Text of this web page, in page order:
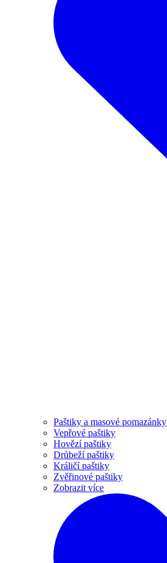
Paštiky a masové pomazánky
Vepřové paštiky
Hovězí paštiky
Drůbeží paštiky
Králičí paštiky
Zvěřinové paštiky
Zobrazit více